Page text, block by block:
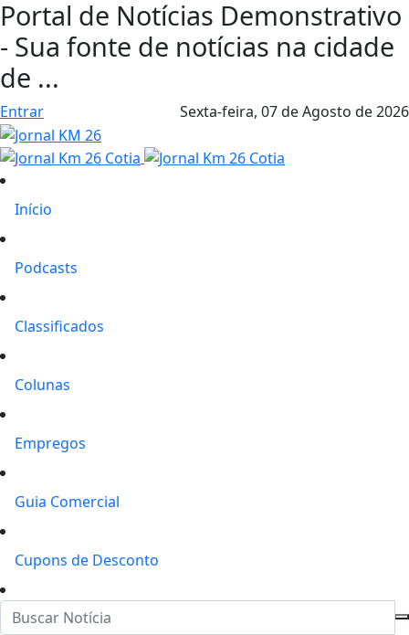
Portal de Notícias Demonstrativo
- Sua fonte de notícias na cidade
de ...
Entrar Sexta-feira, 07 de Agosto de 2026
Início
Podcasts
Classificados
Colunas
Empregos
Guia Comercial
Cupons de Desconto